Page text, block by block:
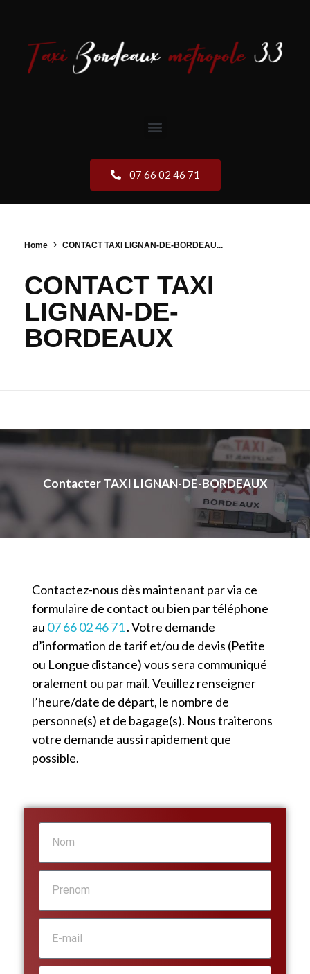
07 66 02 46 71
Home CONTACT TAXI LIGNAN-DE-BORDEAU...
CONTACT TAXI
LIGNAN-DE-
BORDEAUX
Contacter TAXI LIGNAN-DE-BORDEAUX
Contactez-nous dès maintenant par via ce
formulaire de contact ou bien par téléphone
au 07 66 02 46 71. Votre demande
d’information de tarif et/ou de devis (Petite
ou Longue distance) vous sera communiqué
oralement ou par mail. Veuillez renseigner
l’heure/date de départ, le nombre de
personne(s) et de bagage(s). Nous traiterons
votre demande aussi rapidement que
possible.